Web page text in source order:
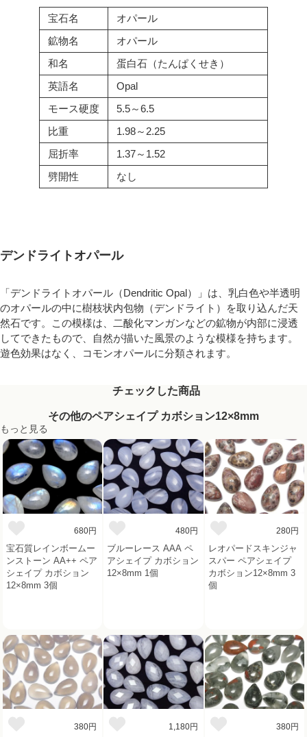
宝石名
オパール
鉱物名
オパール
和名
蛋白石（たんぱくせき）
英語名
Opal
モース硬度
5.5～6.5
比重
1.98～2.25
屈折率
1.37～1.52
劈開性
なし
デンドライトオパール
「デンドライトオパール（Dendritic Opal）」は、乳白色や半透明
のオパールの中に樹枝状内包物（デンドライト）を取り込んだ天
然石です。この模様は、二酸化マンガンなどの鉱物が内部に浸透
してできたもので、自然が描いた風景のような模様を持ちます。
遊色効果はなく、コモンオパールに分類されます。
チェックした商品
その他のペアシェイプ カボション12×8mm
もっと見る
680円
宝石質レインボームー
ンストーン AA++ ペア
シェイプ カボション
12×8mm 3個
480円
ブルーレース AAA ペ
アシェイプ カボション
12×8mm 1個
280円
レオパードスキンジャ
スパー ペアシェイプ
カボション12×8mm 3
個
380円 1,180円 380円